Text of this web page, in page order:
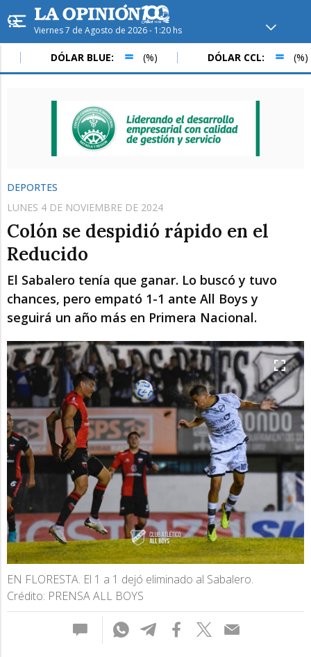
Viernes 7 de Agosto de 2026 - 1:20 hs
Hoy enRafaela ver clima
Mín / Máx
Humedad
Presión
Vie Sáb Dom
DÓLAR BLUE: (%) DÓLAR CCL: (%)
DEPORTES
LUNES 4 DE NOVIEMBRE DE 2024
Colón se despidió rápido en el
Reducido
El Sabalero tenía que ganar. Lo buscó y tuvo
chances, pero empató 1-1 ante All Boys y
seguirá un año más en Primera Nacional.
EN FLORESTA. El 1 a 1 dejó eliminado al Sabalero.
Crédito: PRENSA ALL BOYS